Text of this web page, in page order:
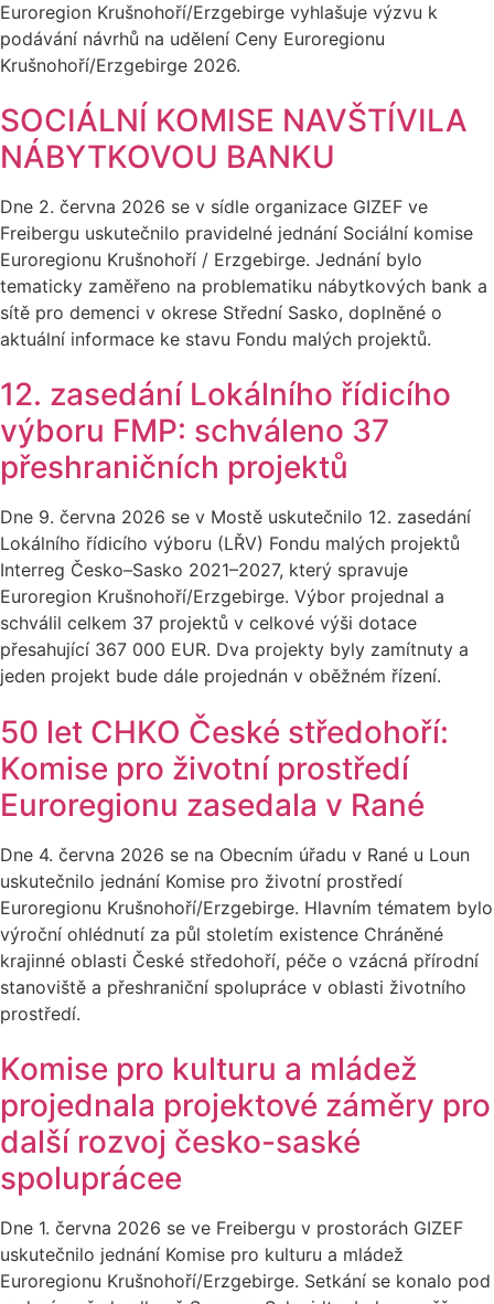
Euroregion Krušnohoří/Erzgebirge vyhlašuje výzvu k
podávání návrhů na udělení Ceny Euroregionu
Krušnohoří/Erzgebirge 2026.
SOCIÁLNÍ KOMISE NAVŠTÍVILA
NÁBYTKOVOU BANKU
Dne 2. června 2026 se v sídle organizace GIZEF ve
Freibergu uskutečnilo pravidelné jednání Sociální komise
Euroregionu Krušnohoří / Erzgebirge. Jednání bylo
tematicky zaměřeno na problematiku nábytkových bank a
sítě pro demenci v okrese Střední Sasko, doplněné o
aktuální informace ke stavu Fondu malých projektů.
12. zasedání Lokálního řídicího
výboru FMP: schváleno 37
přeshraničních projektů
Dne 9. června 2026 se v Mostě uskutečnilo 12. zasedání
Lokálního řídicího výboru (LŘV) Fondu malých projektů
Interreg Česko–Sasko 2021–2027, který spravuje
Euroregion Krušnohoří/Erzgebirge. Výbor projednal a
schválil celkem 37 projektů v celkové výši dotace
přesahující 367 000 EUR. Dva projekty byly zamítnuty a
jeden projekt bude dále projednán v oběžném řízení.
50 let CHKO České středohoří:
Komise pro životní prostředí
Euroregionu zasedala v Rané
Dne 4. června 2026 se na Obecním úřadu v Rané u Loun
uskutečnilo jednání Komise pro životní prostředí
Euroregionu Krušnohoří/Erzgebirge. Hlavním tématem bylo
výroční ohlédnutí za půl stoletím existence Chráněné
krajinné oblasti České středohoří, péče o vzácná přírodní
stanoviště a přeshraniční spolupráce v oblasti životního
prostředí.
Komise pro kulturu a mládež
projednala projektové záměry pro
další rozvoj česko-saské
spoluprácee
Dne 1. června 2026 se ve Freibergu v prostorách GIZEF
uskutečnilo jednání Komise pro kulturu a mládež
Euroregionu Krušnohoří/Erzgebirge. Setkání se konalo pod